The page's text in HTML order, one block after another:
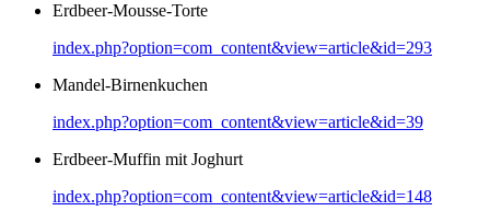
Erdbeer-Mousse-Torte
index.php?option=com_content&view=article&id=293
Mandel-Birnenkuchen
index.php?option=com_content&view=article&id=39
Erdbeer-Muffin mit Joghurt
index.php?option=com_content&view=article&id=148